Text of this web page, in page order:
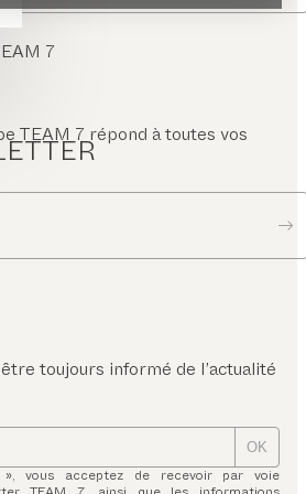
7
TEAM 7 répond à toutes vos
être toujours informé de l’actualité
OK
vous acceptez de recevoir par voie